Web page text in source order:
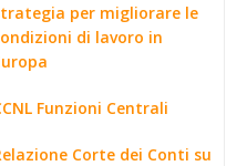
per migliorare le
di lavoro in
Funzioni Centrali
Corte dei Conti su